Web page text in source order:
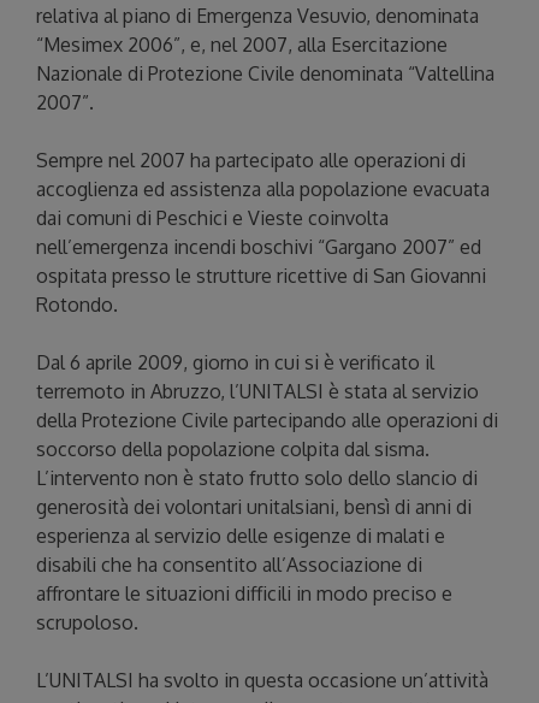
relativa al piano di Emergenza Vesuvio, denominata
“Mesimex 2006”, e, nel 2007, alla Esercitazione
Nazionale di Protezione Civile denominata “Valtellina
2007”.
Sempre nel 2007 ha partecipato alle operazioni di
accoglienza ed assistenza alla popolazione evacuata
dai comuni di Peschici e Vieste coinvolta
nell’emergenza incendi boschivi “Gargano 2007” ed
ospitata presso le strutture ricettive di San Giovanni
Rotondo.
Dal 6 aprile 2009, giorno in cui si è verificato il
terremoto in Abruzzo, l’UNITALSI è stata al servizio
della Protezione Civile partecipando alle operazioni di
soccorso della popolazione colpita dal sisma.
L’intervento non è stato frutto solo dello slancio di
generosità dei volontari unitalsiani, bensì di anni di
esperienza al servizio delle esigenze di malati e
disabili che ha consentito all’Associazione di
affrontare le situazioni difficili in modo preciso e
scrupoloso.
L’UNITALSI ha svolto in questa occasione un’attività